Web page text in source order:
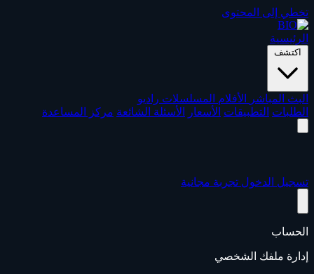
تخطي إلى المحتوى
الرئيسية
اكتشف
البث المباشر الأفلام المسلسلات راديو
الطلبات التطبيقات الأسعار الأسئلة الشائعة مركز المساعدة
تسجيل الدخول تجربة مجانية
الحساب
إدارة ملفك الشخصي